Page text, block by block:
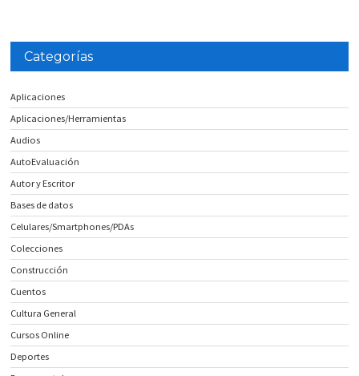
Categorías
Aplicaciones
Aplicaciones/Herramientas
Audios
AutoEvaluación
Autor y Escritor
Bases de datos
Celulares/Smartphones/PDAs
Colecciones
Construcción
Cuentos
Cultura General
Cursos Online
Deportes